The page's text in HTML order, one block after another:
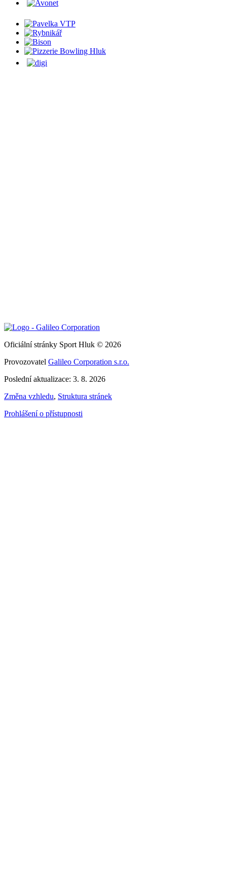
Oficiální stránky Sport Hluk © 2026
Provozovatel Galileo Corporation s.r.o.
Poslední aktualizace: 3. 8. 2026
Změna vzhledu, Struktura stránek
Prohlášení o přístupnosti